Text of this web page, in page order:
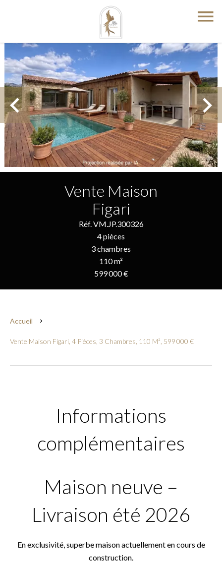
Vente Maison
Figari
Réf. VM.JP.300326
4 pièces
3 chambres
110 m²
599 000 €
Accueil
Vente Maison Figari, 4 Pièces, 3 Chambres, 110 M², 599 000 €
Informations
complémentaires
Maison neuve –
Livraison été 2026
En exclusivité, superbe maison actuellement en cours de
construction.